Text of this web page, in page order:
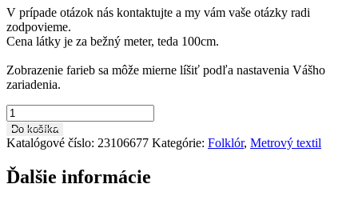
V prípade otázok nás kontaktujte a my vám vaše otázky radi
zodpovieme.
Cena látky je za bežný meter, teda 100cm.
Zobrazenie farieb sa môže mierne líšiť podľa nastavenia Vášho
zariadenia.
množstvo
Hodváb
HO0022
Do košíka
Katalógové číslo: 23106677 Kategórie: Folklór, Metrový textil
Ďalšie informácie